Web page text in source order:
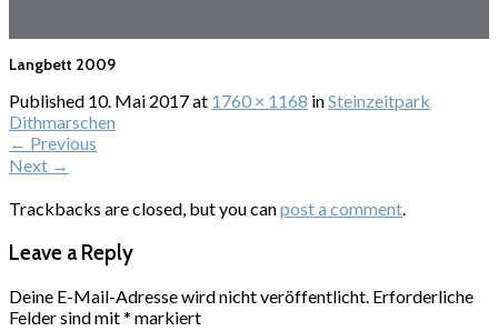
Langbett 2009
Published 10. Mai 2017at 1760 × 1168 inSteinzeitpark
Dithmarschen
← Previous
Next →
Trackbacks are closed, but you canpost a comment.
Leave a Reply
Deine E-Mail-Adresse wird nicht veröffentlicht. Erforderliche
Felder sind mit* markiert